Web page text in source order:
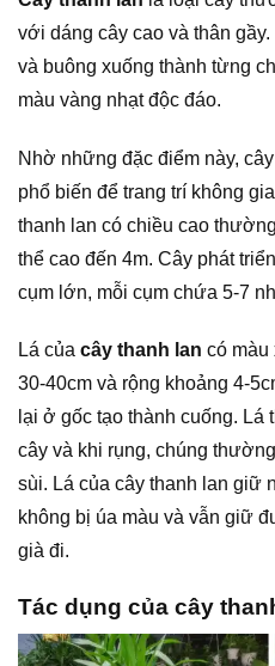
với dáng cây cao và thân
và buông xuống thành từng
màu vàng nhạt độc đáo.
Nhờ những đặc điểm này,
phổ biến để trang trí không
thanh lan có chiều cao
thể cao đến 4m. Cây phát
cụm lớn, mỗi cụm chứa 5-7
Lá của cây thanh lan có màu
30-40cm và rộng khoảng 4-
lại ở gốc tạo thành cuống.
cây và khi rụng, chúng
sùi. Lá của cây thanh lan giữ
không bị úa màu và vẫn giữ
già đi.
Tác dụng của cây